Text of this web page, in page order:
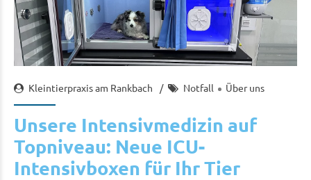
Kleintierpraxis am Rankbach Notfall Über uns
Unsere Intensivmedizin auf
Topniveau: Neue ICU-
Intensivboxen für Ihr Tier